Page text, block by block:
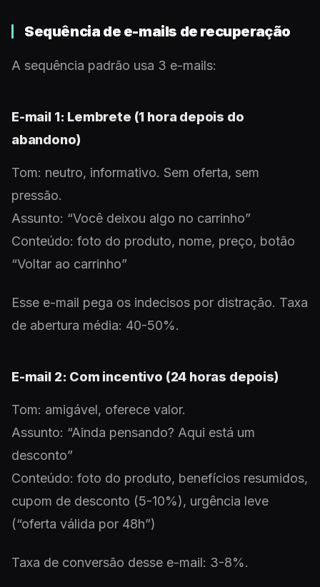
Sequência de e-mails de recuperação
A sequência padrão usa 3 e-mails:
E-mail 1: Lembrete (1 hora depois do
abandono)
Tom: neutro, informativo. Sem oferta, sem
pressão.
Assunto: “Você deixou algo no carrinho”
Conteúdo: foto do produto, nome, preço, botão
“Voltar ao carrinho”
Esse e-mail pega os indecisos por distração. Taxa
de abertura média: 40-50%.
E-mail 2: Com incentivo (24 horas depois)
Tom: amigável, oferece valor.
Assunto: “Ainda pensando? Aqui está um
desconto”
Conteúdo: foto do produto, benefícios resumidos,
cupom de desconto (5-10%), urgência leve
(“oferta válida por 48h”)
Taxa de conversão desse e-mail: 3-8%.